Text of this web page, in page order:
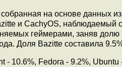
на основе данных
и CachyOS,
геймерами, заняв долю
Доля Bazitte составила
10.6%, Fedora - 9.2%,